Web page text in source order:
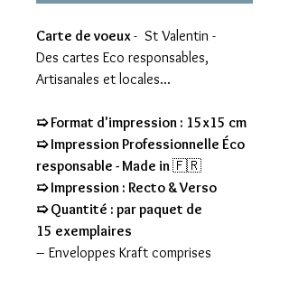
Carte de voeux - St Valentin -
Des cartes Eco responsables,
Artisanales et locales...
➯ Format d'impression : 15x15 cm
➯ Impression Professionnelle Éco
responsable - Made in🇫🇷
➯ Impression : Recto & Verso
➯ Quantité : par paquet de
15 exemplaires
– Enveloppes Kraft comprises